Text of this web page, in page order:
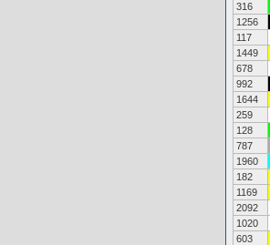
316
1256
117
1449
678
992
1644
259
128
787
1960
182
1169
2092
1020
603